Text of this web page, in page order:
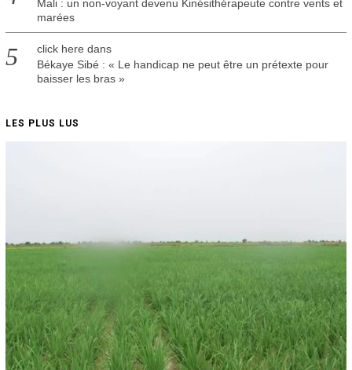
Mali : un non-voyant devenu Kinésithérapeute contre vents et
marées
click here dans
Békaye Sibé : « Le handicap ne peut être un prétexte pour
baisser les bras »
LES PLUS LUS